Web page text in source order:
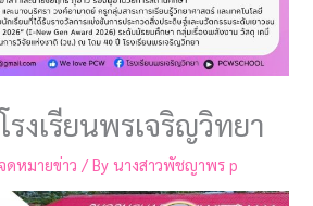
งเรียนพรเจริญวิทยา
จดหมายข่าว / Byนางสาวพัชญาพร p